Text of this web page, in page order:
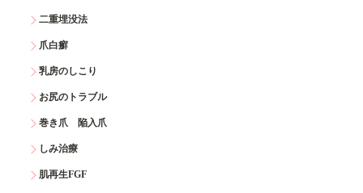
二重埋没法
爪白癬
乳房のしこり
お尻のトラブル
巻き爪 陥入爪
しみ治療
肌再生FGF